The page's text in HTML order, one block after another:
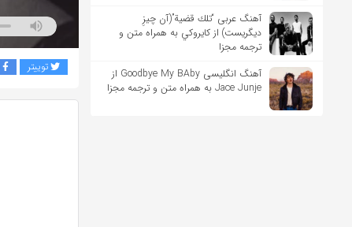
آهنگ عربی “تلك قضية”(آن چیزِ
دیگریست) از كايروكي به همراه متن و
ترجمه مجزا
آهنگ انگلیسی Goodbye My BAby از
Jace Junje به همراه متن و ترجمه مجزا
توییتر